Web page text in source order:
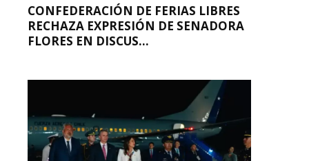
CONFEDERACIÓN DE FERIAS LIBRES
RECHAZA EXPRESIÓN DE SENADORA
FLORES EN DISCUS...